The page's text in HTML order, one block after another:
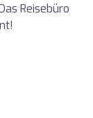
Reisebüro